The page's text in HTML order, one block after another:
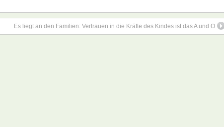
Es liegt an den Familien: Vertrauen in die Kräfte des Kindes ist das A und O